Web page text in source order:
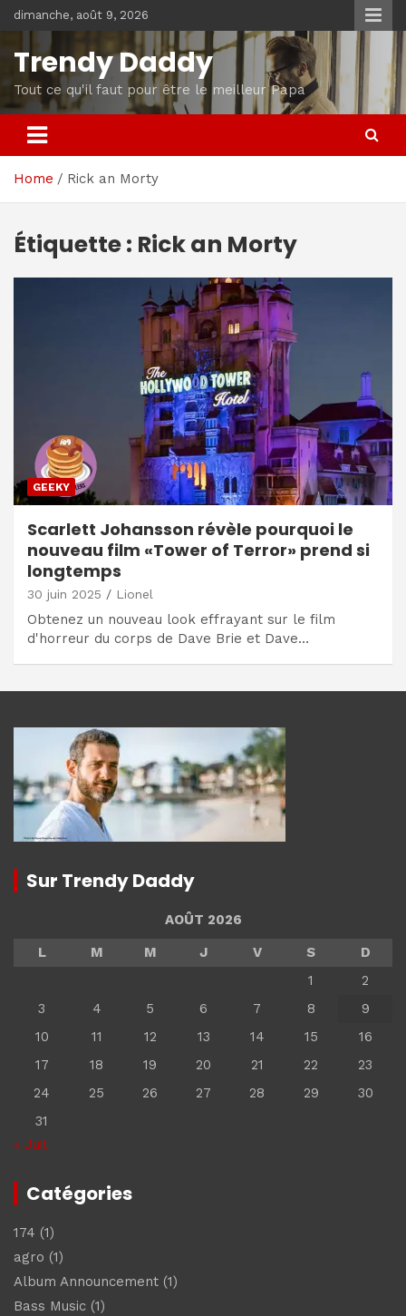
Skip
to
content
dimanche, août 9, 2026
Trendy Daddy
Tout ce qu'il faut pour être le meilleur Papa
Home Rick an Morty
Étiquette : Rick an Morty
GEEKY
Scarlett Johansson révèle pourquoi le
nouveau film «Tower of Terror» prend si
longtemps
30 juin 2025 Lionel
Obtenez un nouveau look effrayant sur le film
d'horreur du corps de Dave Brie et Dave…
Sur Trendy Daddy
AOÛT 2026
L
M M J V S
D
1
2
3
4 5 6 7 8
9
10
11 12 13 14 15
16
17
18 19 20 21 22
23
24
25 26 27 28 29
30
31
« Juil
Catégories
174 (1)
agro (1)
Album Announcement (1)
Bass Music (1)